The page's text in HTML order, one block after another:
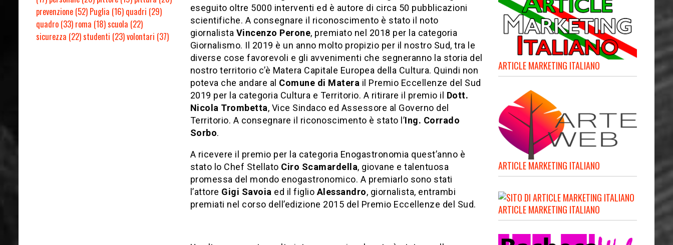
eseguito oltre 5000 interventi ed è autore di circa 50 pubblicazioni
scientifiche. A consegnare il riconoscimento è stato il noto
giornalista Vincenzo Perone, premiato nel 2018 per la categoria
Giornalismo. Il 2019 è un anno molto propizio per il nostro Sud, tra le
diverse cose favorevoli e gli avvenimenti che segneranno la storia del
nostro territorio c’è Matera Capitale Europea della Cultura. Quindi non
poteva che andare al Comune di Matera il Premio Eccellenze del Sud
2019 per la categoria Cultura e Territorio. A ritirare il premio il Dott.
Nicola Trombetta, Vice Sindaco ed Assessore al Governo del
Territorio. A consegnare il riconoscimento è stato l’Ing. Corrado
Sorbo.
A ricevere il premio per la categoria Enogastronomia quest’anno è
stato lo Chef Stellato Ciro Scamardella, giovane e talentuosa
promessa del mondo enogastronomico. A premiarlo sono stati
l’attore Gigi Savoia ed il figlio Alessandro, giornalista, entrambi
premiati nel corso dell’edizione 2015 del Premio Eccellenze del Sud.
prevenzione (52) Puglia (16) quadri (29)
quadro (33) roma (18)scuola (22)
sicurezza (22)studenti (23)volontari (37)
ARTICLE MARKETING ITALIANO
ARTICLE MARKETING ITALIANO
ARTICLE MARKETING ITALIANO